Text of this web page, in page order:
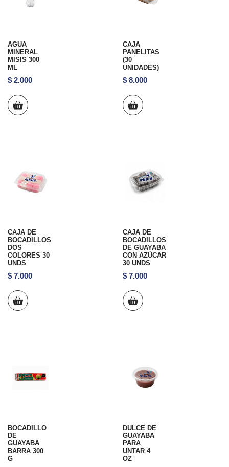
AGUA
MINERAL
MISIS 300
ML
$ 2.000
CAJA
PANELITAS
(30
UNIDADES)
$8.000
CAJA DE
BOCADILLOS
DOS
COLORES 30
UNDS
$ 7.000
CAJA DE
BOCADILLOS
DE GUAYABA
CON AZÚCAR
30 UNDS
$7.000
BOCADILLO
DE
GUAYABA
BARRA 300
G
DULCE DE
GUAYABA
PARA
UNTAR 4
OZ